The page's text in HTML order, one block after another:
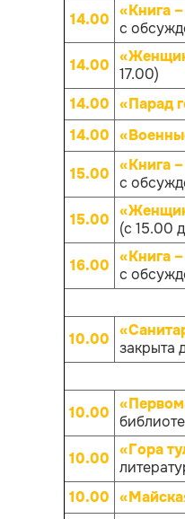
14.00 «Книга
с
14.00 17.00)
14.00 «Парад
14.00
15.00 «Книга
с
15.00
(с 15.00
16.00 «Книга
с
10.00 закрыта
10.00
10.00 «Гора
10.00